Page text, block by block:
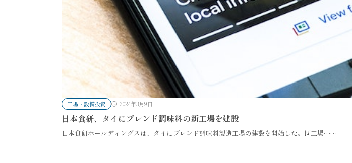
工場・設備投資 2024年3月9日
日本食研、タイにブレンド調味料の新工場を建設
日本食研ホールディングスは、タイにブレンド調味料製造工場の建設を開始した。同工場……